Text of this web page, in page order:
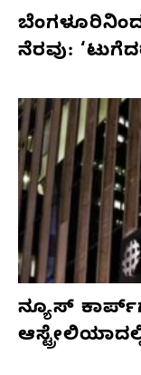
ಬೆಂಗಳೂರಿನಿಂದ
ನೆರವು:
ನ್ಯೂಸ್